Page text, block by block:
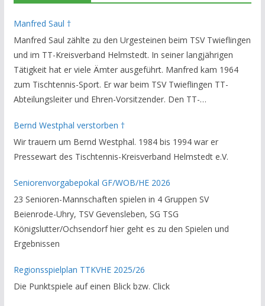
Manfred Saul †
Manfred Saul zählte zu den Urgesteinen beim TSV Twieflingen
und im TT-Kreisverband Helmstedt. In seiner langjährigen
Tätigkeit hat er viele Ämter ausgeführt. Manfred kam 1964
zum Tischtennis-Sport. Er war beim TSV Twieflingen TT-
Abteilungsleiter und Ehren-Vorsitzender. Den TT-
Helmstedt unterstützte er als Staffelleiter. Zuletzt war er
Vorsitzender des Rechtsausschusses im Kreisverband. Im
stillen GedenkenH.-K. Bartels / Vorsitzender
Bernd Westphal verstorben †
Wir trauern um Bernd Westphal. 1984 bis 1994 war er
Pressewart des Tischtennis-Kreisverband Helmstedt e.V.
Seniorenvorgabepokal GF/WOB/HE 2026
23 Senioren-Mannschaften spielen in 4 Gruppen SV
Beienrode-Uhry, TSV Gevensleben, SG TSG
Königslutter/Ochsendorf hier geht es zu den Spielen und
Ergebnissen
Regionsspielplan TTKVHE 2025/26
Die Punktspiele auf einen Blick bzw. Click